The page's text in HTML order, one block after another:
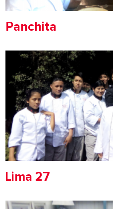
Panchita
Lima 27